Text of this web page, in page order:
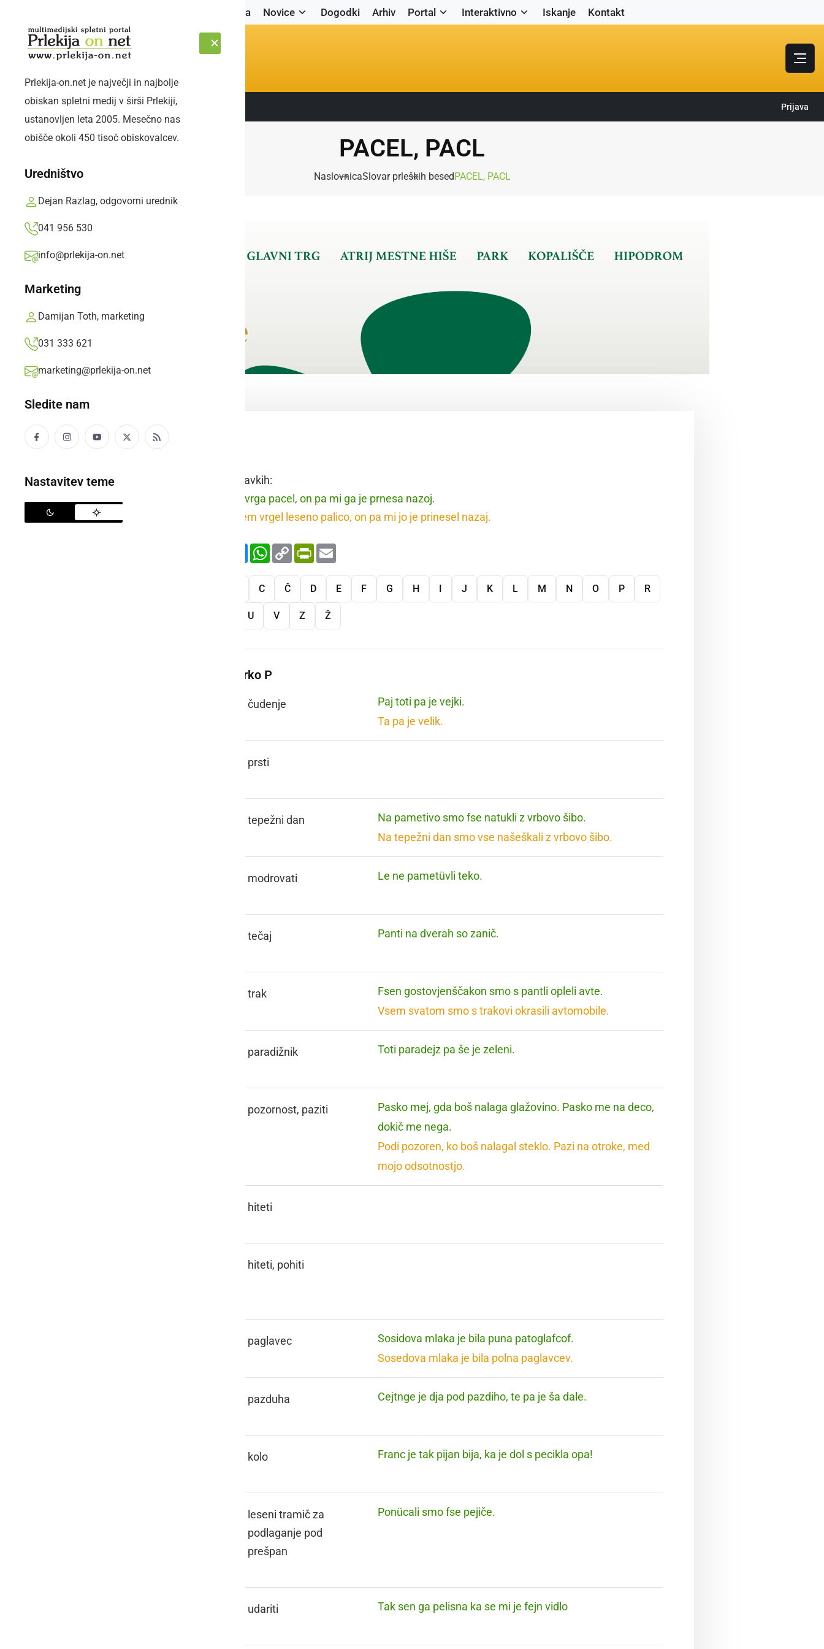
Naslovnica Novice Dogodki Arhiv Portal Interaktivno Iskanje Kontakt
PETEK, 7. AVGUST 2026 Sledite nam: Prijava
Prlekija-on.net je največji in najbolje
obiskan spletni medij v širši Prlekiji,
ustanovljen leta 2005. Mesečno nas
obišče okoli 450 tisoč obiskovalcev.
Uredništvo
Dejan Razlag, odgovorni urednik
041 956 530
info@prlekija-on.net
Marketing
Damijan Toth, marketing
031 333 621
marketing@prlekija-on.net
Sledite nam
Nastavitev teme
PACEL, PACL
NaslovnicaSlovar prleških besedPACEL, PACL
lesena palica
Raba besede v stavkih:
Pesi sen vrga pacel, on pa mi ga je prnesa nazoj.
Psu sem vrgel leseno palico, on pa mi jo je prinesel nazaj.
FacebookMessenger
WhatsApp
Copy
Link
PrintFriendly
C Č D E F G H I J K L M N O P R
U V Z Ž
Več besed na črko P
čudenje
Paj toti pa je vejki.
Ta pa je velik.
prsti
tepežni dan
Na pametivo smo fse natukli z vrbovo šibo.
Na tepežni dan smo vse našeškali z vrbovo šibo.
modrovati Le ne pametüvli teko.
tečaj Panti na dverah so zanič.
trak
Fsen gostovjenščakon smo s pantli opleli avte.
Vsem svatom smo s trakovi okrasili avtomobile.
paradižnik Toti paradejz pa še je zeleni.
pozornost, paziti
Pasko mej, gda boš nalaga glažovino. Pasko me na deco,
dokič me nega.
Podi pozoren, ko boš nalagal steklo. Pazi na otroke, med
mojo odsotnostjo.
hiteti
hiteti, pohiti
paglavec
Sosidova mlaka je bila puna patoglafcof.
Sosedova mlaka je bila polna paglavcev.
pazduha Cejtnge je dja pod pazdiho, te pa je ša dale.
kolo Franc je tak pijan bija, ka je dol s pecikla opa!
leseni tramič za
podlaganje pod
prešpan
Ponücali smo fse pejiče.
udariti Tak sen ga pelisna ka se mi je fejn vidlo